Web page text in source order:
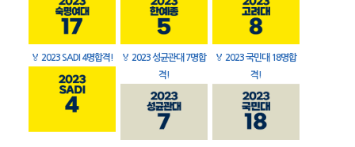
🏅 2023 SADI 4명합격! 🏅 2023 성균관대 7명합
격!
🏅 2023 국민대 18명합
격!